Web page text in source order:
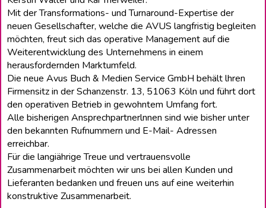
Mit der Transformations- und Turnaround-Expertise der
neuen Gesellschafter, welche die AVUS langfristig begleiten
möchten, freut sich das operative Management auf die
Weiterentwicklung des Unternehmens in einem
herausfordernden Marktumfeld.
Die neue Avus Buch & Medien Service GmbH behält lhren
Firmensitz in der Schanzenstr. 13, 51063 Köln und führt dort
den operativen Betrieb in gewohntem Umfang fort.
Alle bisherigen Ansprechpartnerlnnen sind wie bisher unter
den bekannten Rufnummern und E-Mail- Adressen
erreichbar.
Für die langiährige Treue und vertrauensvolle
Zusammenarbeit möchten wir uns bei allen Kunden und
Lieferanten bedanken und freuen uns auf eine weiterhin
konstruktive Zusammenarbeit.